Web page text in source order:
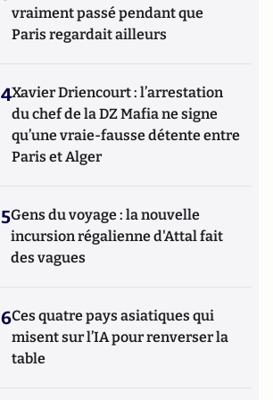
vraiment passé pendant que
Paris regardait ailleurs
4Xavier Driencourt : l’arrestation
du chef de la DZ Mafia ne signe
qu’une vraie-fausse détente entre
Paris et Alger
5Gens du voyage : la nouvelle
incursion régalienne d'Attal fait
des vagues
6Ces quatre pays asiatiques qui
misent sur l’IA pour renverser la
table